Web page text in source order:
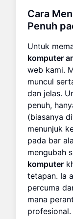
Cara
Penuh
Untuk
komputer
web kami.
muncul
dan jelas.
penuh,
(biasanya
menunjuk
pada bar
mengubah
komputer
tetapan. Ia
percuma
mana
profesional.